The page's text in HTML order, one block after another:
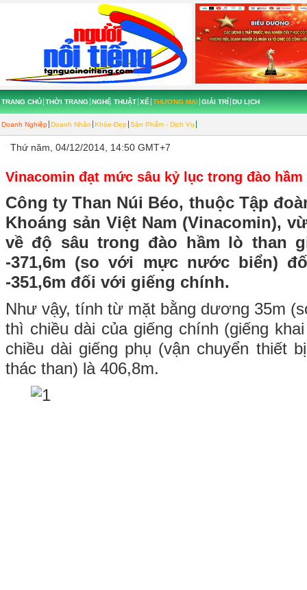
TRANG CHỦ THỜI TRANG NGHỆ THUẬT XẾ THƯƠNG MẠI
Doanh Nghiệp Doanh Nhân Khỏe-Đẹp Sản Phẩm - Dịch Vụ
GIẢI TRÍ DU LỊCH
Thứ năm, 04/12/2014, 14:50 GMT+7
Vinacomin đạt mức sâu kỷ lục trong đào hầm
Công ty Than Núi Béo, thuộc Tập
Khoáng sản Việt Nam (Vinacomin),
về độ sâu trong đào hầm lò than
-371,6m (so với mực nước biển)
-351,6m đối với giếng chính.
Như vậy, tính từ mặt bằng dương 35m
thì chiều dài của giếng chính (giếng
chiều dài giếng phụ (vận chuyển thiết
thác than) là 406,8m.